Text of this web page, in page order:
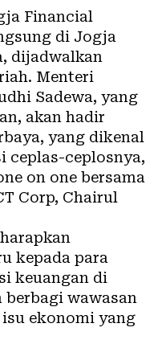
Financial
di Jogja
dijadwalkan
Menteri
Sadewa, yang
akan hadir
yang dikenal
ceplas-ceplosnya,
on one bersama
Corp, Chairul
kepada para
keuangan di
berbagi wawasan
ekonomi yang